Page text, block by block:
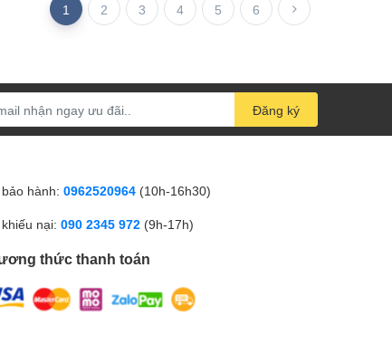
1 2 3 4 5 6
Đăng ký
hành: 0962520964 (10h-16h30)
nại: 090 2345 972 (9h-17h)
thức thanh toán